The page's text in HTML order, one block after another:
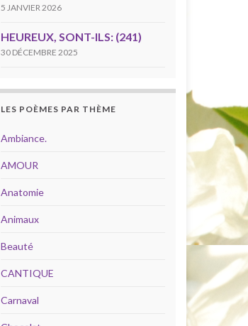
5 JANVIER 2026
HEUREUX, SONT-ILS: (241)
30 DÉCEMBRE 2025
LES POÈMES PAR THÈME
Ambiance.
AMOUR
Anatomie
Animaux
Beauté
CANTIQUE
Carnaval